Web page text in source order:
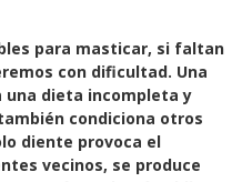
para masticar, si faltan
con dificultad. Una
una dieta incompleta y
condiciona otros
diente provoca el
vecinos, se produce